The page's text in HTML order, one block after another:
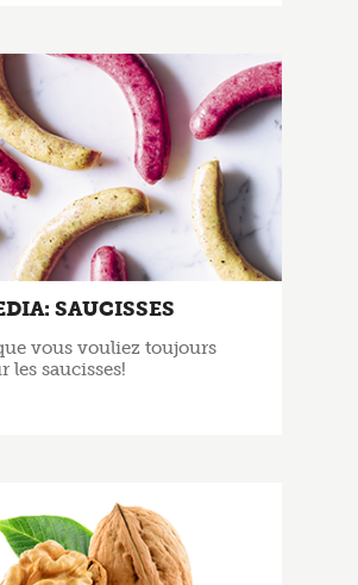
SAUCISSES
vous vouliez toujours
les saucisses!